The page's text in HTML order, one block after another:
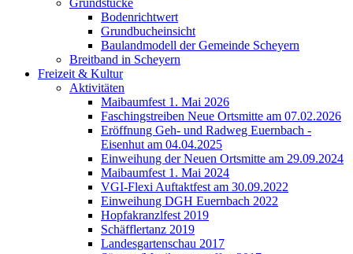
Grundstücke
Bodenrichtwert
Grundbucheinsicht
Baulandmodell der Gemeinde Scheyern
Breitband in Scheyern
Freizeit & Kultur
Aktivitäten
Maibaumfest 1. Mai 2026
Faschingstreiben Neue Ortsmitte am 07.02.2026
Eröffnung Geh- und Radweg Euernbach -
Eisenhut am 04.04.2025
Einweihung der Neuen Ortsmitte am 29.09.2024
Maibaumfest 1. Mai 2024
VGI-Flexi Auftaktfest am 30.09.2022
Einweihung DGH Euernbach 2022
Hopfakranzlfest 2019
Schäfflertanz 2019
Landesgartenschau 2017